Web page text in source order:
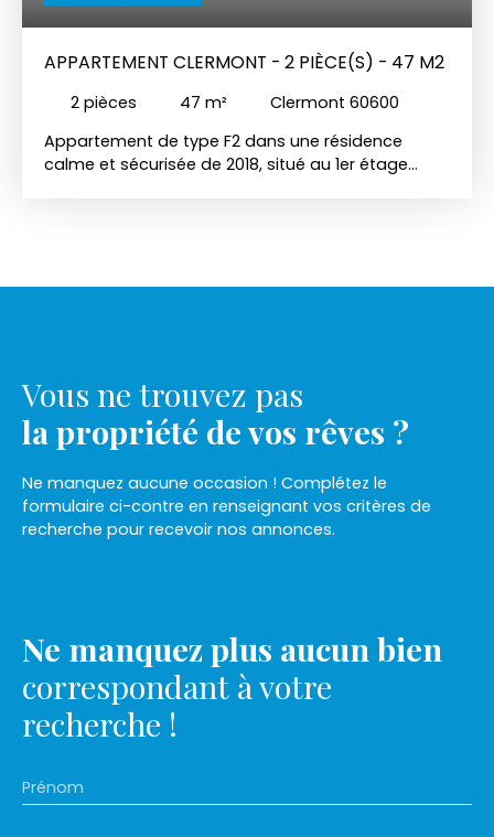
APPARTEMENT CLERMONT - 2 PIÈCE(S) - 47 M2
2 pièces 47 m²
Clermont 60600
Appartement de type F2 dans une résidence
calme et sécurisée de 2018, situé au 1er étage
chacun dont 141 € d'état des lieux€. Merci de
constituer un dossier avant toute visite
(Assurance GLI ou VISALE Accepté).
Vous ne trouvez pas
la propriété de vos rêves ?
Ne manquez aucune occasion ! Complétez le
formulaire ci-contre en renseignant vos critères de
recherche pour recevoir nos annonces.
Ne manquez plus aucun bien
correspondant à votre
recherche !
Prénom